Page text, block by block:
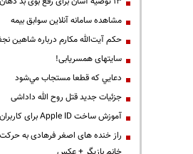
مشاهده سامانه آنلاين سوابق بیمه
حكم آيت‌الله مكارم درباره شاهين
سایتهای همسریابی!
دعايي كه قطعا مستجاب مي‌شود
جزئیات جدید قتل روح الله داداشی
آموزش ساخت Apple ID برای کاربران ایرانی
راز خنده های اصغر فرهادی به